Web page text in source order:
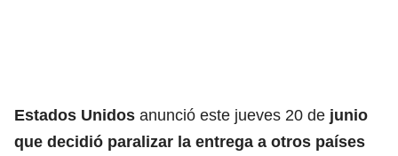
Estados Unidos anunció este jueves 20 de junio
que decidió paralizar la entrega a otros países